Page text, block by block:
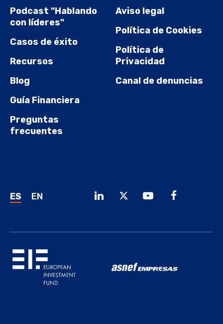
Podcast "Hablando
con líderes"
Casos de éxito
Recursos
Blog
Guía Financiera
Preguntas
frecuentes
Aviso legal
Política de Cookies
Política de
Privacidad
Canal de denuncias
ES EN